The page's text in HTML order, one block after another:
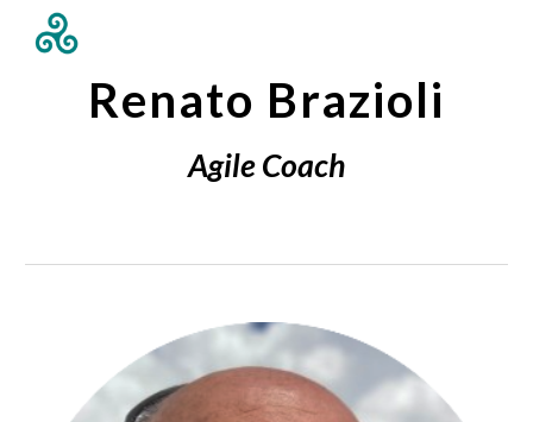
Skip to main content
Renato Brazioli
Agile Coach